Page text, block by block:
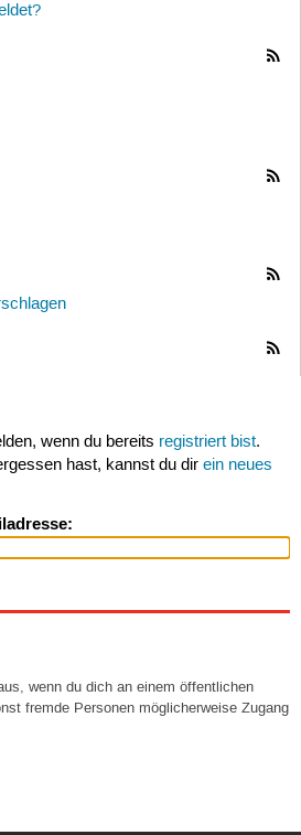
wenn du bereits registriert bist.
hast, kannst du dir ein neues
wenn du dich an einem öffentlichen
fremde Personen möglicherweise Zugang